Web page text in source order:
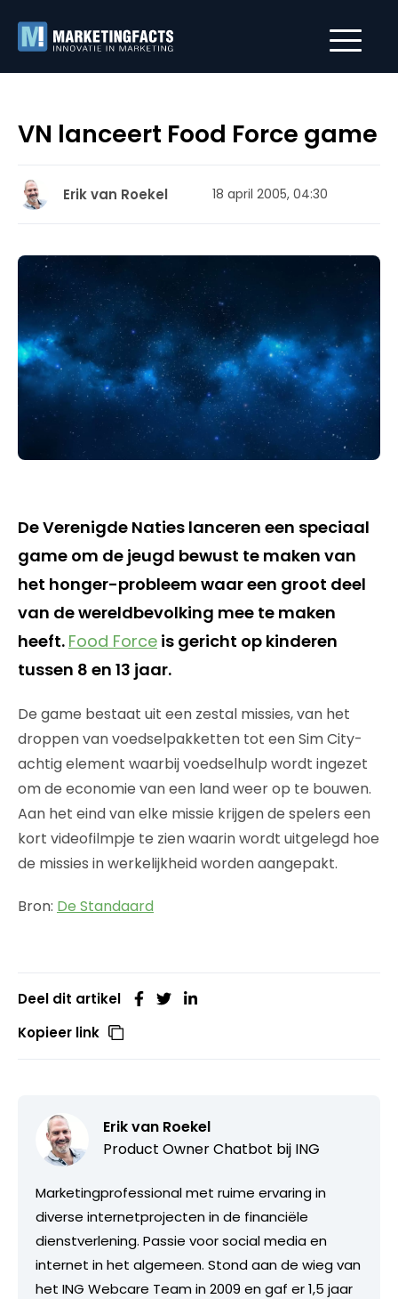
VN lanceert Food Force game
Erik van Roekel 18 april 2005, 04:30
De Verenigde Naties lanceren een speciaal
game om de jeugd bewust te maken van
het honger-probleem waar een groot deel
van de wereldbevolking mee te maken
heeft. Food Force is gericht op kinderen
tussen 8 en 13 jaar.
De game bestaat uit een zestal missies, van het
droppen van voedselpakketten tot een Sim City-
achtig element waarbij voedselhulp wordt ingezet
om de economie van een land weer op te bouwen.
Aan het eind van elke missie krijgen de spelers een
kort videofilmpje te zien waarin wordt uitgelegd hoe
de missies in werkelijkheid worden aangepakt.
Bron: De Standaard
Deel dit artikel
Kopieer link
Erik van Roekel
Product Owner Chatbot bij ING
Marketingprofessional met ruime ervaring in
diverse internetprojecten in de financiële
dienstverlening. Passie voor social media en
internet in het algemeen. Stond aan de wieg van
het ING Webcare Team in 2009 en gaf er 1,5 jaar